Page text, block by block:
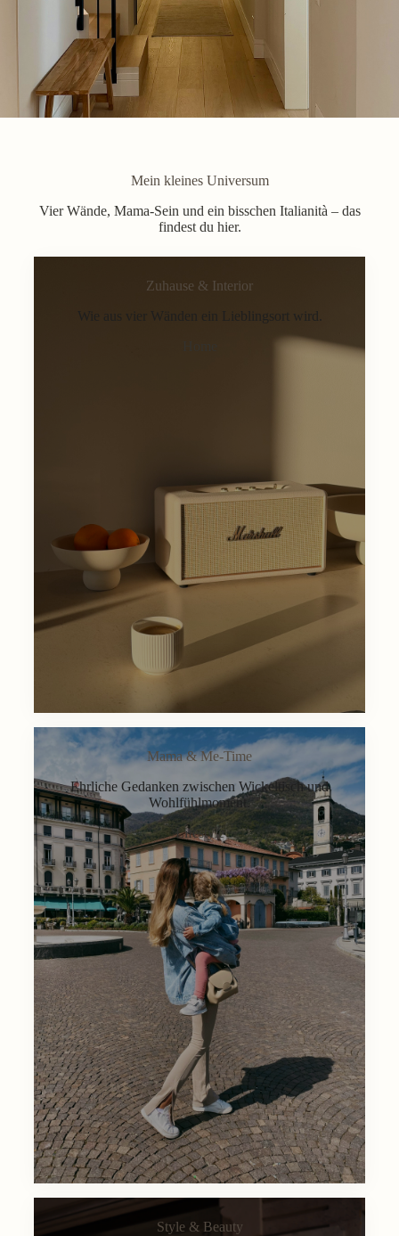
Mein kleines Universum
Vier Wände, Mama-Sein und ein bisschen Italianità – das
findest du hier.
Zuhause & Interior
Wie aus vier Wänden ein Lieblingsort wird.
Mama & Me-Time
Ehrliche Gedanken zwischen Wickeltisch und
Wohlfühlmoment.
Lifestyle
Style & Beauty